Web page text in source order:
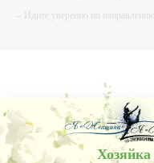
-- Идите уверенно по
-- Лучшее, что можно сделать с
никогда не бывает
-- Люблю давать